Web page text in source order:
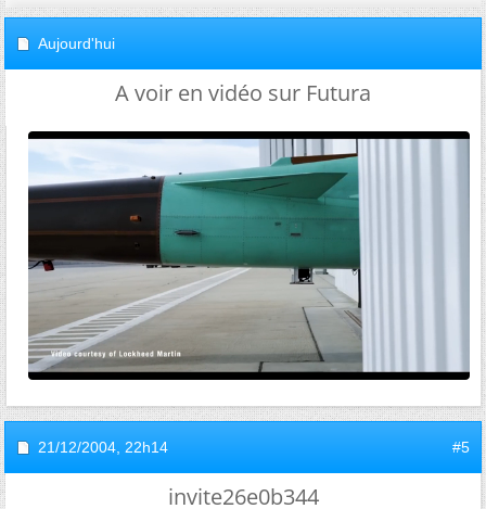
Aujourd'hui
A voir en vidéo sur Futura
21/12/2004, 22h14 #5
invite26e0b344